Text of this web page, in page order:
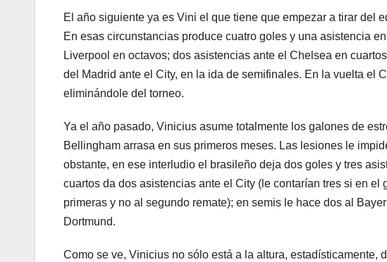
El año siguiente ya es Vini el que tiene que empezar a tirar del
En esas circunstancias produce cuatro goles y una asistencia
Liverpool en octavos; dos asistencias ante el Chelsea en
del Madrid ante el City, en la ida de semifinales. En la vuelta el
eliminándole del torneo.
Ya el año pasado, Vinicius asume totalmente los galones de
Bellingham arrasa en sus primeros meses. Las lesiones le
obstante, en ese interludio el brasileño deja dos goles y tres
cuartos da dos asistencias ante el City (le contarían tres si en
primeras y no al segundo remate); en semis le hace dos al
Dortmund.
Como se ve, Vinicius no sólo está a la altura, estadísticamente,